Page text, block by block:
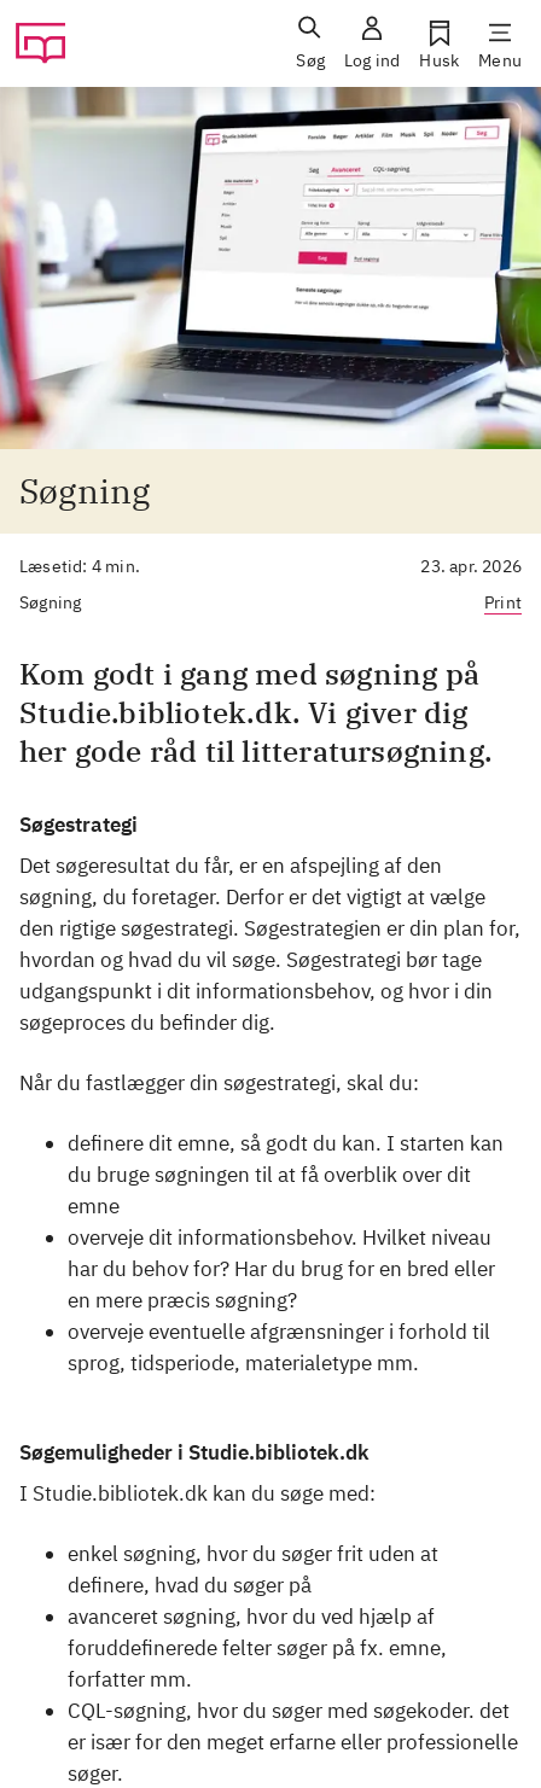
Søg Log ind Husk Menu
Søgning
Læsetid: 4 min.
23. apr. 2026
Søgning
Print
Kom godt i gang med søgning på
Studie.bibliotek.dk. Vi giver dig
her gode råd til litteratursøgning.
Søgestrategi
Det søgeresultat du får, er en afspejling af den
søgning, du foretager. Derfor er det vigtigt at vælge
den rigtige søgestrategi. Søgestrategien er din plan for,
hvordan og hvad du vil søge. Søgestrategi bør tage
udgangspunkt i dit informationsbehov, og hvor i din
søgeproces du befinder dig.
Når du fastlægger din søgestrategi, skal du:
definere dit emne, så godt du kan. I starten kan
du bruge søgningen til at få overblik over dit
emne
overveje dit informationsbehov. Hvilket niveau
har du behov for? Har du brug for en bred eller
en mere præcis søgning?
overveje eventuelle afgrænsninger i forhold til
sprog, tidsperiode, materialetype mm.
Søgemuligheder i Studie.bibliotek.dk
I Studie.bibliotek.dk kan du søge med:
enkel søgning, hvor du søger frit uden at
definere, hvad du søger på
avanceret søgning, hvor du ved hjælp af
foruddefinerede felter søger på fx. emne,
forfatter mm.
CQL-søgning, hvor du søger med søgekoder. det
er især for den meget erfarne eller professionelle
søger.